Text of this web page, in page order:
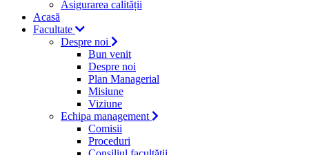
Asigurarea calității
Acasă
Facultate
Despre noi
Bun venit
Despre noi
Plan Managerial
Misiune
Viziune
Echipa management
Comisii
Proceduri